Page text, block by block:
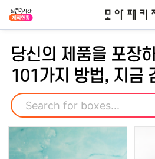
모아
당신의 제품을 포장
101가지 방법, 지금